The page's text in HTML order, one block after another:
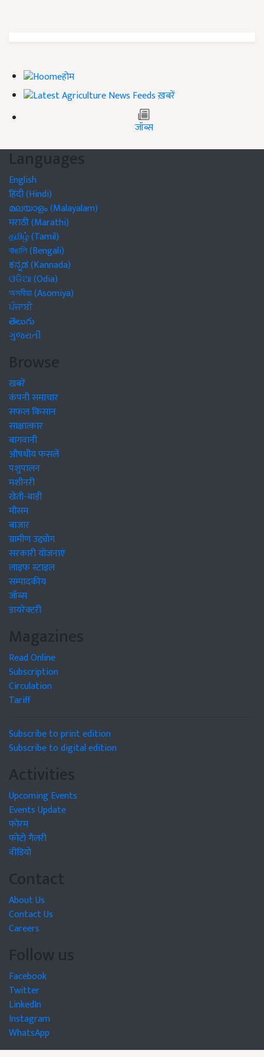
होम
ख़बरें
जॉब्स
Languages
English
हिंदी (Hindi)
മലയാളം (Malayalam)
मराठी (Marathi)
தமிழ் (Tamil)
বাঙালি (Bengali)
ಕನ್ನಡ (Kannada)
ଓଡିଆ (Odia)
অসমীয়া (Asomiya)
ਪੰਜਾਬੀ
తెలుగు
ગુજરાતી
Browse
खबरें
कंपनी समाचार
सफल किसान
साक्षात्कार
बागवानी
औषधीय फसलें
पशुपालन
मशीनरी
खेती-बाड़ी
मौसम
बाजार
ग्रामीण उद्द्योग
सरकारी योजनाएं
लाइफ स्टाइल
सम्पादकीय
जॉब्स
डायरेक्टरी
Magazines
Read Online
Subscription
Circulation
Tariff
Subscribe to print edition
Subscribe to digital edition
Activities
Upcoming Events
Events Update
फोरम
फोटो गैलरी
वीडियो
Contact
About Us
Contact Us
Careers
Follow us
Facebook
Twitter
LinkedIn
Instagram
WhatsApp